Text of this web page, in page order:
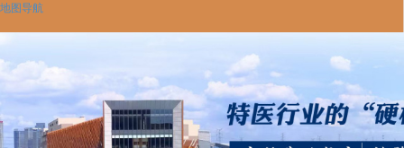
地图导航